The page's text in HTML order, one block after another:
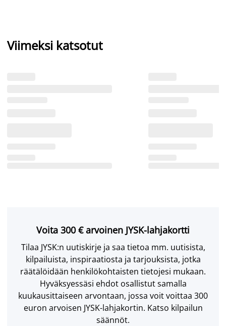
Viimeksi katsotut
Voita 300 € arvoinen JYSK-lahjakortti
Tilaa JYSK:n uutiskirje ja saa tietoa mm. uutisista,
kilpailuista, inspiraatiosta ja tarjouksista, jotka
räätälöidään henkilökohtaisten tietojesi mukaan.
Hyväksyessäsi ehdot osallistut samalla
kuukausittaiseen arvontaan, jossa voit voittaa 300
euron arvoisen JYSK-lahjakortin. Katso kilpailun
säännöt.